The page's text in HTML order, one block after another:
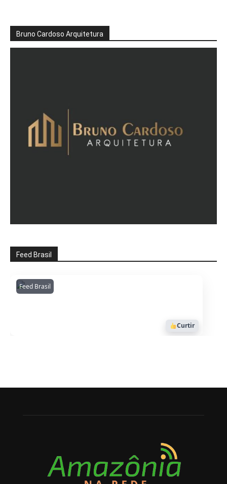
Bruno Cardoso Arquitetura
Feed Brasil
Feed BrasilAmazonianarede
1053
Curtir